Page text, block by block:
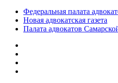
Федеральная палата
Новая адвокатская газета
Палата адвокатов